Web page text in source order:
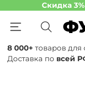
Скидка 3%
8 000+ товаров для
Доставка по всей